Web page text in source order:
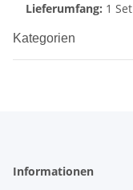
Lieferumfang: 1 Set
Kategorien
Informationen